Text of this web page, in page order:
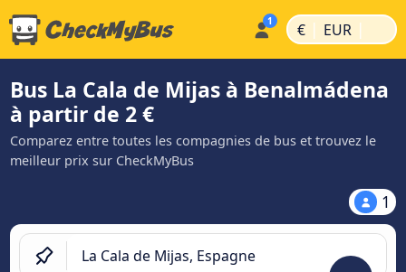
€ | EUR |
Bus La Cala de Mijas à Benalmádena
à partir de 2 €
Comparez entre toutes les compagnies de bus et trouvez le
meilleur prix sur CheckMyBus
1